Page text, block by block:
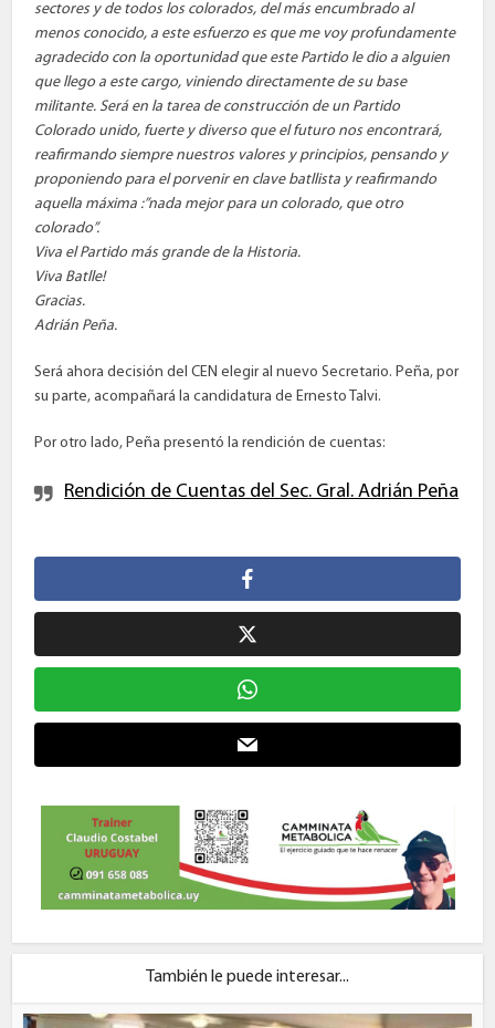
sectores y de todos los colorados, del más encumbrado al
menos conocido, a este esfuerzo es que me voy profundamente
agradecido con la oportunidad que este Partido le dio a alguien
que llego a este cargo, viniendo directamente de su base
militante. Será en la tarea de construcción de un Partido
Colorado unido, fuerte y diverso que el futuro nos encontrará,
reafirmando siempre nuestros valores y principios, pensando y
proponiendo para el porvenir en clave batllista y reafirmando
aquella máxima :”nada mejor para un colorado, que otro
colorado”.
Viva el Partido más grande de la Historia.
Viva Batlle!
Gracias.
Adrián Peña.
Será ahora decisión del CEN elegir al nuevo Secretario. Peña, por
su parte, acompañará la candidatura de Ernesto Talvi.
Por otro lado, Peña presentó la rendición de cuentas:
Rendición de Cuentas del Sec. Gral. Adrián Peña